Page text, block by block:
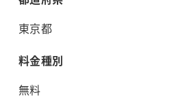
東京都
料金種別
無料